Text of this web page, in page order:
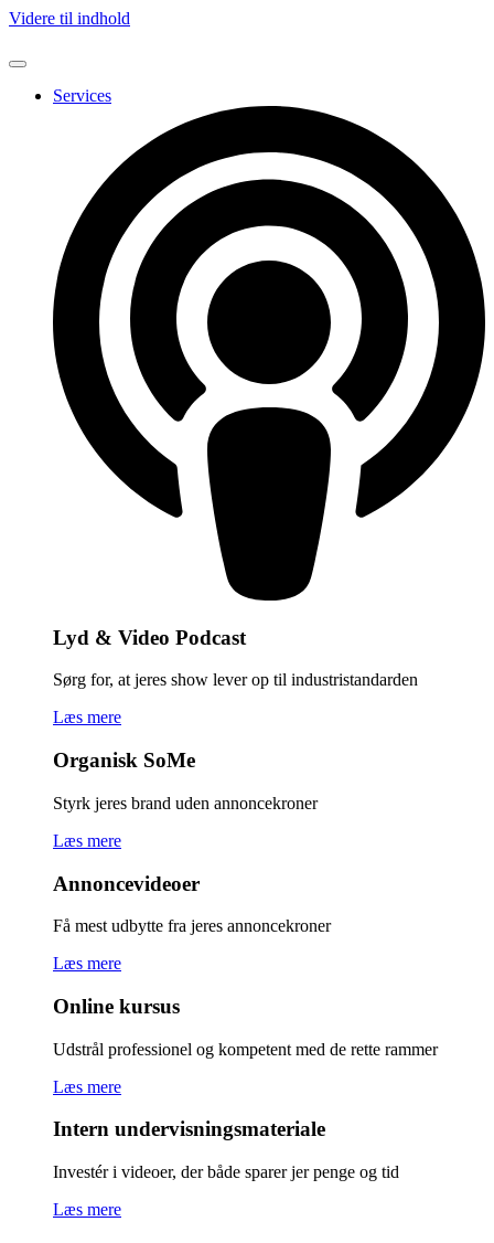
Videre til indhold
Services
Lyd & Video Podcast
Sørg for, at jeres show lever op til industristandarden
Læs mere
Organisk SoMe
Styrk jeres brand uden annoncekroner
Læs mere
Annoncevideoer
Få mest udbytte fra jeres annoncekroner
Læs mere
Online kursus
Udstrål professionel og kompetent med de rette rammer
Læs mere
Intern undervisningsmateriale
Investér i videoer, der både sparer jer penge og tid
Læs mere